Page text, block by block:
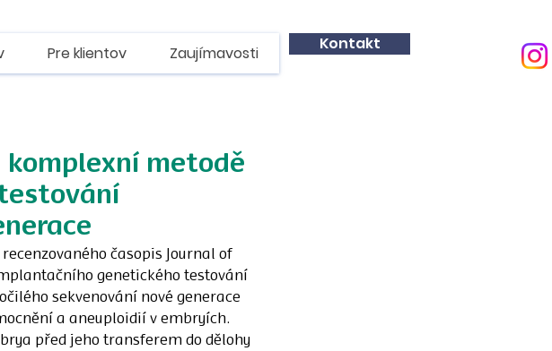
Pre klientov Zaujímavosti Kontakt
komplexní metodě
časopis Journal of
genetického testování
sekvenování nové generace
a aneuploidií v embryích.
před jeho transferem do dělohy